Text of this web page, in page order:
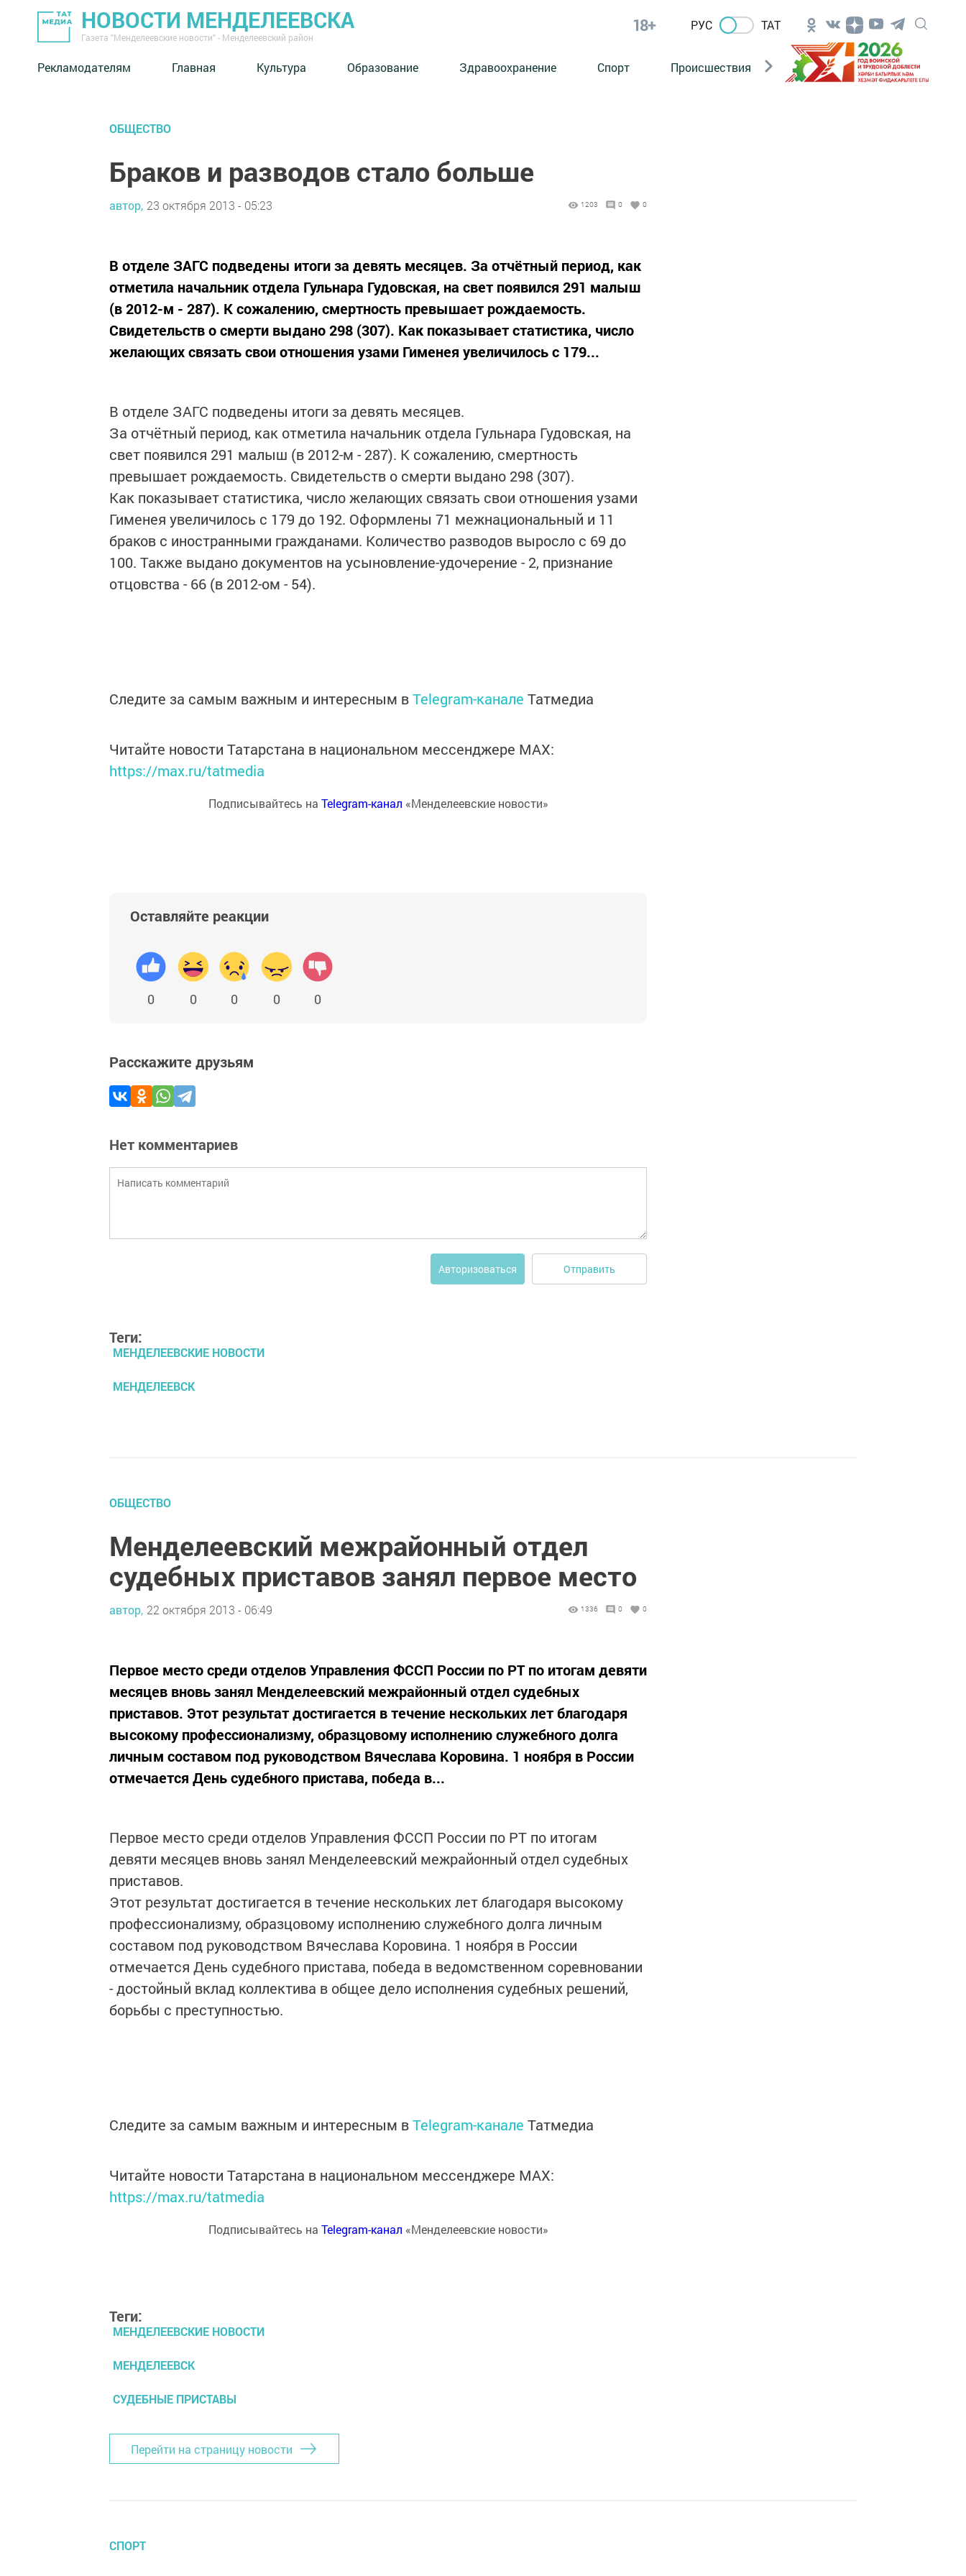
НОВОСТИ МЕНДЕЛЕЕВСКА
Газета "Менделеевские новости" - Менделеевский район
18+ РУС ТАТ
Рекламодателям Главная Культура Образование Здравоохранение Спорт Происшествия Новости Госавтоинспекции
ОБЩЕСТВО
Браков и разводов стало больше
автор, 23 октября 2013 - 05:23 1203 0 0
В отделе ЗАГС подведены итоги за девять месяцев. За отчётный период, как
отметила начальник отдела Гульнара Гудовская, на свет появился 291 малыш
(в 2012-м - 287). К сожалению, смертность превышает рождаемость.
Свидетельств о смерти выдано 298 (307). Как показывает статистика, число
желающих связать свои отношения узами Гименея увеличилось с 179...
В отделе ЗАГС подведены итоги за девять месяцев.
За отчётный период, как отметила начальник отдела Гульнара Гудовская, на
свет появился 291 малыш (в 2012-м - 287). К сожалению, смертность
превышает рождаемость. Свидетельств о смерти выдано 298 (307).
Как показывает статистика, число желающих связать свои отношения узами
Гименея увеличилось с 179 до 192. Оформлены 71 межнациональный и 11
браков с иностранными гражданами. Количество разводов выросло с 69 до
100. Также выдано документов на усыновление-удочерение - 2, признание
отцовства - 66 (в 2012-ом - 54).
Следите за самым важным и интересным вTelegram-канале Татмедиа
Читайте новости Татарстана в национальном мессенджере MАХ:
https://max.ru/tatmedia
Подписывайтесь на Telegram-канал «Менделеевские новости»
Оставляйте реакции
0 0 0 0 0
Расскажите друзьям
Нет комментариев
Авторизоваться Отправить
Теги:
МЕНДЕЛЕЕВСКИЕ НОВОСТИ
МЕНДЕЛЕЕВСК
ОБЩЕСТВО
Менделеевский межрайонный отдел
судебных приставов занял первое место
автор, 22 октября 2013 - 06:49 1336 0 0
Первое место среди отделов Управления ФССП России по РТ по итогам девяти
месяцев вновь занял Менделеевский межрайонный отдел судебных
приставов. Этот результат достигается в течение нескольких лет благодаря
высокому профессионализму, образцовому исполнению служебного долга
личным составом под руководством Вячеслава Коровина. 1 ноября в России
отмечается День судебного пристава, победа в...
Первое место среди отделов Управления ФССП России по РТ по итогам
девяти месяцев вновь занял Менделеевский межрайонный отдел судебных
приставов.
Этот результат достигается в течение нескольких лет благодаря высокому
профессионализму, образцовому исполнению служебного долга личным
составом под руководством Вячеслава Коровина. 1 ноября в России
отмечается День судебного пристава, победа в ведомственном соревновании
- достойный вклад коллектива в общее дело исполнения судебных решений,
борьбы с преступностью.
Следите за самым важным и интересным вTelegram-канале Татмедиа
Читайте новости Татарстана в национальном мессенджере MАХ:
https://max.ru/tatmedia
Подписывайтесь на Telegram-канал «Менделеевские новости»
Теги:
МЕНДЕЛЕЕВСКИЕ НОВОСТИ
МЕНДЕЛЕЕВСК
СУДЕБНЫЕ ПРИСТАВЫ
Перейти на страницу новости
СПОРТ